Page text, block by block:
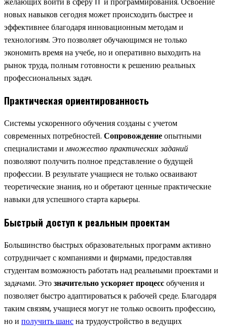
новых навыков сегодня может происходить быстрее и
эффективнее благодаря инновационным методам и
технологиям. Это позволяет обучающимся не только
экономить время на учебе, но и оперативно выходить на
рынок труда, полным готовности к решению реальных
профессиональных задач.
Практическая ориентированность
Системы ускоренного обучения созданы с учетом
современных потребностей. Сопровождениеопытными
специалистами имножество практических заданий
позволяют получить полное представление о будущей
профессии. В результате учащиеся не только осваивают
теоретические знания, но и обретают ценные практические
навыки для успешного старта карьеры.
Быстрый доступ к реальным проектам
Большинство быстрых образовательных программ активно
сотрудничает с компаниями и фирмами, предоставляя
студентам возможность работать над реальными проектами и
задачами. Этозначительно ускоряет процессобучения и
позволяет быстро адаптироваться к рабочей среде. Благодаря
таким связям, учащиеся могут не только освоить профессию,
но и получить шансна трудоустройство в ведущих